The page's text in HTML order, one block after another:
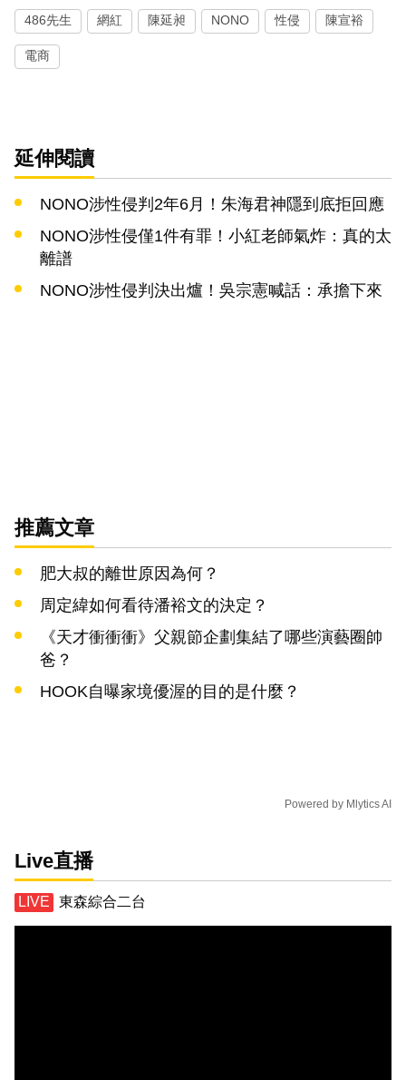
486先生 網紅 陳延昶 NONO 性侵 陳宣裕
電商
延伸閱讀
NONO涉性侵判2年6月！朱海君神隱到底拒回應
NONO涉性侵僅1件有罪！小紅老師氣炸：真的太
離譜
NONO涉性侵判決出爐！吳宗憲喊話：承擔下來
推薦文章
肥大叔的離世原因為何？
周定緯如何看待潘裕文的決定？
《天才衝衝衝》父親節企劃集結了哪些演藝圈帥
爸？
HOOK自曝家境優渥的目的是什麼？
Powered by Mlytics AI
Live直播
東森綜合二台